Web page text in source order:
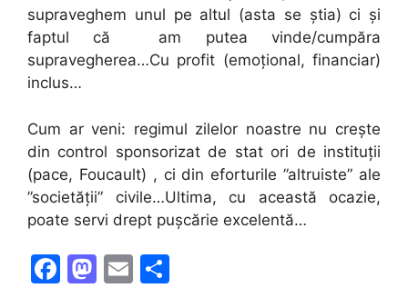
supraveghem unul pe altul (asta se știa) ci și
faptul că am putea vinde/cumpăra
supravegherea…Cu profit (emoțional, financiar)
inclus…
Cum ar veni: regimul zilelor noastre nu crește
din control sponsorizat de stat ori de instituții
(pace, Foucault) , ci din eforturile ”altruiste” ale
”societății” civile…Ultima, cu această ocazie,
poate servi drept pușcărie excelentă…
F
M E